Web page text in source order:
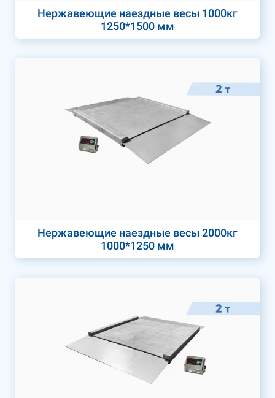
Нержавеющие наездные весы 1000кг
1250*1500 мм
Нержавеющие наездные весы 2000кг
1000*1250 мм